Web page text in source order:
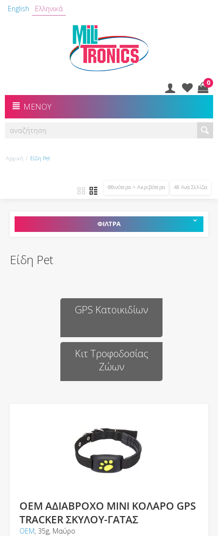
English Ελληνικά
0
ΜΕΝΟΎ
Αρχική / Είδη Pet
Φθινότερα > Ακριβότερα 48 Ανα Σελίδα
ΦΙΛΤΡΑ
Είδη Pet
GPS Κατοικιδίων
Κιτ Τροφοδοσίας
Ζώων
ΟΕΜ ΑΔΙΑΒΡΟΧΟ ΜΙΝΙ ΚΟΛΑΡΟ GPS
TRACKER ΣΚΥΛΟΥ-ΓΑΤΑΣ
ΟΕΜ, 35g, Μαύρο